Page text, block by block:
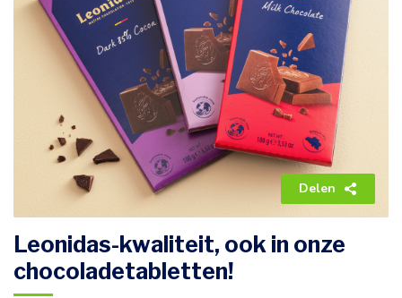
Delen
Leonidas-kwaliteit, ook in onze
chocoladetabletten!